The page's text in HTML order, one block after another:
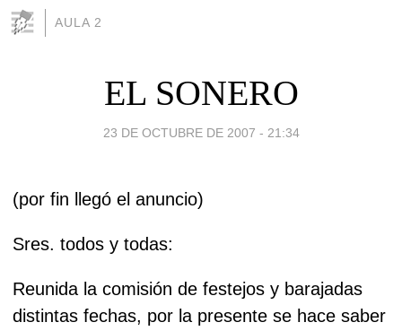
AULA 2
EL SONERO
23 DE OCTUBRE DE 2007 - 21:34
(por fin llegó el anuncio)
Sres. todos y todas:
Reunida la comisión de festejos y barajadas
distintas fechas, por la presente se hace saber